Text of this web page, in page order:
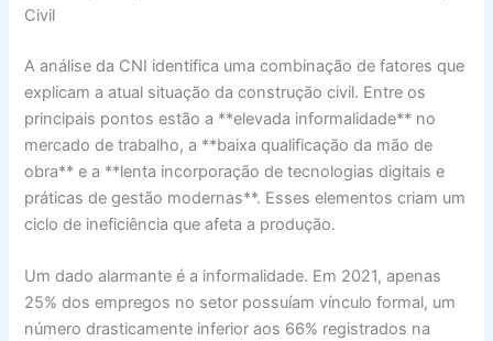
Civil
A análise da CNI identifica uma combinação de fatores que
explicam a atual situação da construção civil. Entre os
principais pontos estão a **elevada informalidade** no
mercado de trabalho, a **baixa qualificação da mão de
obra** e a **lenta incorporação de tecnologias digitais e
práticas de gestão modernas**. Esses elementos criam um
ciclo de ineficiência que afeta a produção.
Um dado alarmante é a informalidade. Em 2021, apenas
25% dos empregos no setor possuíam vínculo formal, um
número drasticamente inferior aos 66% registrados na